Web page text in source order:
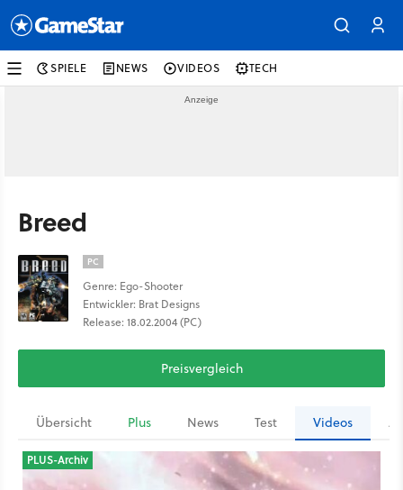
SPIELE NEWS VIDEOS TECH
Breed
PC
Genre: Ego-Shooter
Entwickler: Brat Designs
Release: 18.02.2004 (PC)
Preisvergleich
Übersicht Plus News Test Videos
PLUS-Archiv